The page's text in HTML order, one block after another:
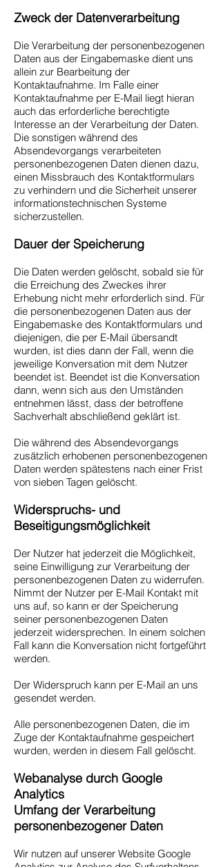
Zweck der Datenverarbeitung
Die Verarbeitung der personenbezogenen
Daten aus der Eingabemaske dient uns
allein zur Bearbeitung der
Kontaktaufnahme. Im Falle einer
Kontaktaufnahme per E-Mail liegt hieran
auch das erforderliche berechtigte
Interesse an der Verarbeitung der Daten.
Die sonstigen während des
Absendevorgangs verarbeiteten
personenbezogenen Daten dienen dazu,
einen Missbrauch des Kontaktformulars
zu verhindern und die Sicherheit unserer
informationstechnischen Systeme
sicherzustellen.
Dauer der Speicherung
Die Daten werden gelöscht, sobald sie für
die Erreichung des Zweckes ihrer
Erhebung nicht mehr erforderlich sind. Für
die personenbezogenen Daten aus der
Eingabemaske des Kontaktformulars und
diejenigen, die per E-Mail übersandt
wurden, ist dies dann der Fall, wenn die
jeweilige Konversation mit dem Nutzer
beendet ist. Beendet ist die Konversation
dann, wenn sich aus den Umständen
entnehmen lässt, dass der betroffene
Sachverhalt abschließend geklärt ist.
Die während des Absendevorgangs
zusätzlich erhobenen personenbezogenen
Daten werden spätestens nach einer Frist
von sieben Tagen gelöscht.
Widerspruchs- und
Beseitigungsmöglichkeit
Der Nutzer hat jederzeit die Möglichkeit,
seine Einwilligung zur Verarbeitung der
personenbezogenen Daten zu widerrufen.
Nimmt der Nutzer per E-Mail Kontakt mit
uns auf, so kann er der Speicherung
seiner personenbezogenen Daten
jederzeit widersprechen. In einem solchen
Fall kann die Konversation nicht fortgeführt
werden.
Der Widerspruch kann per E-Mail an uns
gesendet werden.
Alle personenbezogenen Daten, die im
Zuge der Kontaktaufnahme gespeichert
wurden, werden in diesem Fall gelöscht.
Webanalyse durch Google
Analytics
Umfang der Verarbeitung
personenbezogener Daten
Wir nutzen auf unserer Website Google